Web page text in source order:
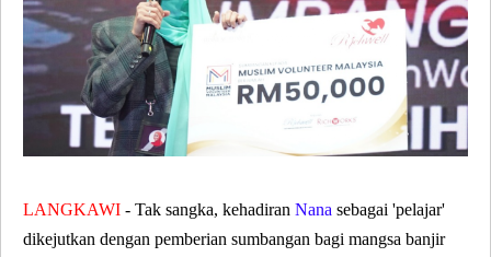
LANGKAWI - Tak sangka, kehadiran Nana sebagai 'pelajar'
dikejutkan dengan pemberian sumbangan bagi mangsa banjir